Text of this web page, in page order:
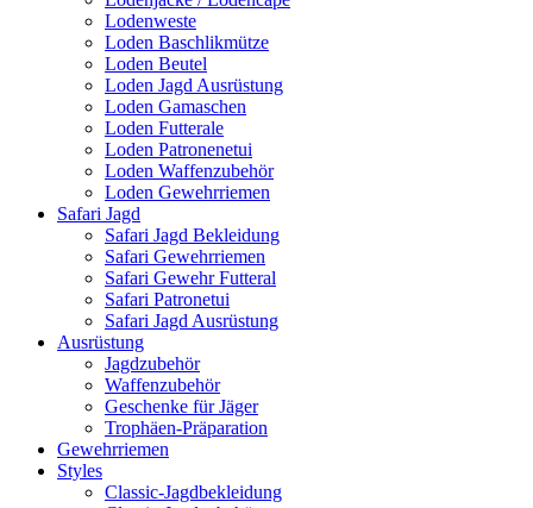
Lodenweste
Loden Baschlikmütze
Loden Beutel
Loden Jagd Ausrüstung
Loden Gamaschen
Loden Futterale
Loden Patronenetui
Loden Waffenzubehör
Loden Gewehrriemen
Safari Jagd
Safari Jagd Bekleidung
Safari Gewehrriemen
Safari Gewehr Futteral
Safari Patronetui
Safari Jagd Ausrüstung
Ausrüstung
Jagdzubehör
Waffenzubehör
Geschenke für Jäger
Trophäen-Präparation
Gewehrriemen
Styles
Classic-Jagdbekleidung